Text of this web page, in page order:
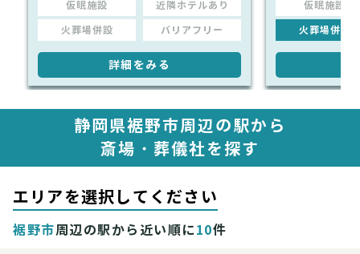
仮眠施設 近隣ホテルあり
火葬場併設 バリアフリー
詳細をみる
仮眠施設
火葬場併設
静岡県裾野市周辺の駅から
斎場・葬儀社を探す
エリアを選択してください
裾野市周辺の駅から近い順に10件